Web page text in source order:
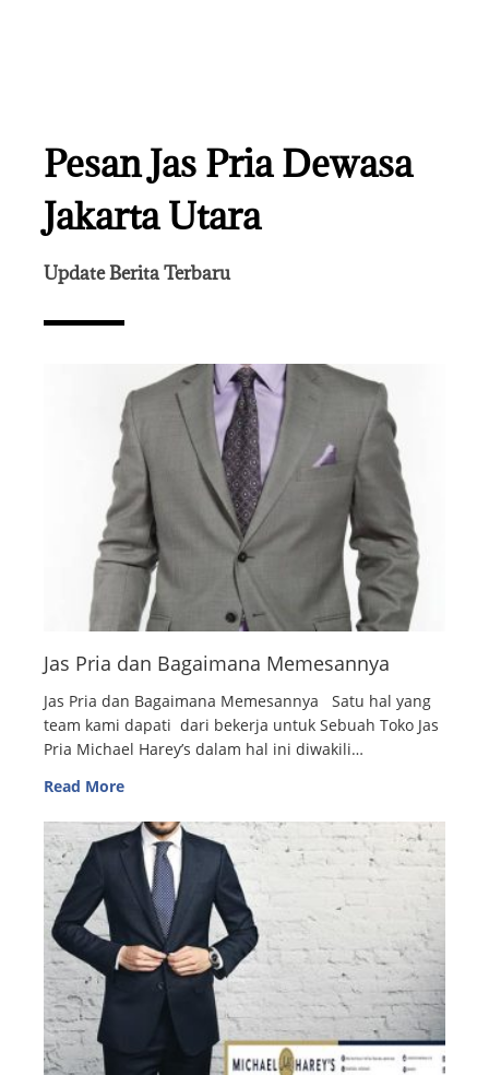
Pesan Jas Pria Dewasa
Jakarta Utara
Update Berita Terbaru
Jas Pria dan Bagaimana Memesannya
Jas Pria dan Bagaimana Memesannya Satu hal yang
team kami dapati dari bekerja untuk Sebuah Toko Jas
Pria Michael Harey’s dalam hal ini diwakili…
Read More